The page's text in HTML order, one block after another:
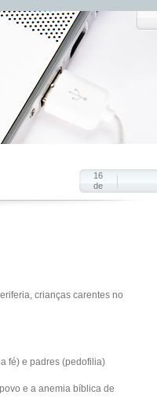
16
de
crianças carentes no
fé) e padres (pedofilia)
e a anemia bíblica de